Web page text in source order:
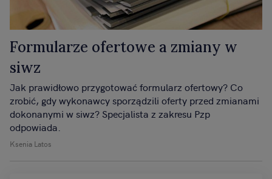
Formularze ofertowe a zmiany w
siwz
Ksenia Latos
Jak prawidłowo przygotować formularz ofertowy? Co
zrobić, gdy wykonawcy sporządzili oferty przed zmianami
dokonanymi w siwz? Specjalista z zakresu Pzp
odpowiada.